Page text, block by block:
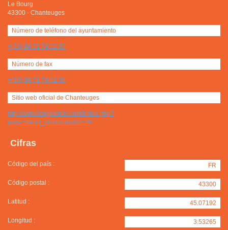
Le Bourg
43300 - Chanteuges
Número de teléfono del ayuntamiento
+(33) 04 71 74 02 87
Número de fax
+(33) 04 71 74 01 06
Sitio web oficial de Chanteuges
http://www.langeadois.com/index.php?
page=detail_commune&id=29
Cifras
Código del país : FR
Código postal : 43300
Latitud : 45.07192
Longitud : 3.53265